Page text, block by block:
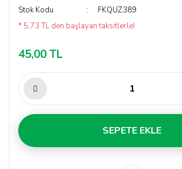
Stok Kodu
FKQUZ389
* 5,73 TL den başlayan taksitlerle!
45,00 TL
SEPETE EKLE